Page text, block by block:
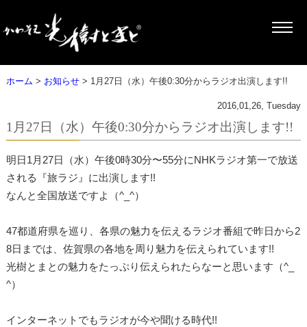
ホーム > お知らせ> 1月27日（水）午後0:30分からラジオ出演します!!
2016,01,26, Tuesday
1月27日（水）午後0:30分からラジオ出演します!!
明日1月27日（水）午後0時30分〜55分にNHKラジオ第一で放送
される『旅ラジ』に出演します!!
なんと全国放送ですよ（^_^）
47都道府県を巡り、各県の魅力を伝えるラジオ番組で昨日から2
8日までは、佐賀県の各地を周り魅力を伝えられています!!
光樹とまとの魅力をたっぷり伝えられたらなーと思います（^_
^）
インターネットでもラジオが今や聞ける時代!!